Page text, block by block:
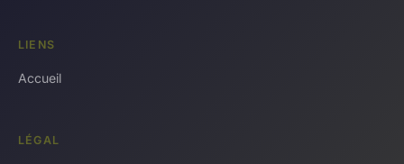
LIENS
Accueil
LÉGAL